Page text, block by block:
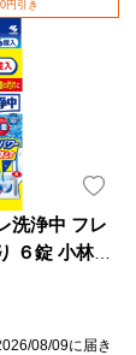
円引き
洗浄中 フレ
６錠 小林製
08/09に届き